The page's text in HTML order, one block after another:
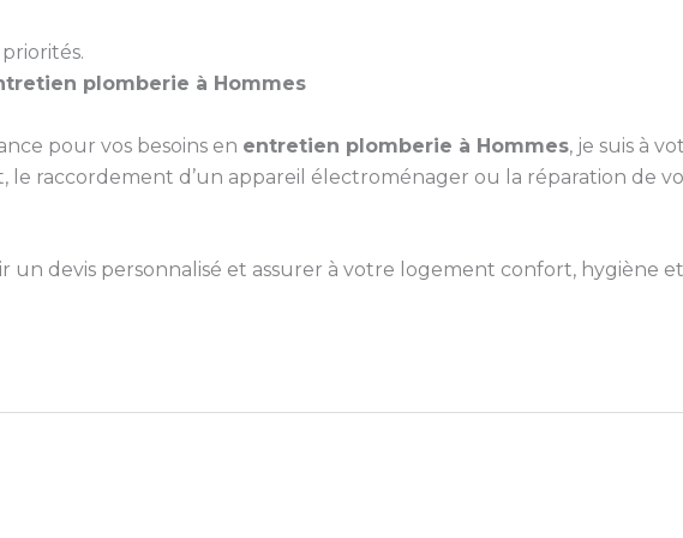
plomberie à Hommes
pour vos besoins en entretien plomberie à Hommes, je suis à
raccordement d’un appareil électroménager ou la réparation de
un devis personnalisé et assurer à votre logement confort, hygiène